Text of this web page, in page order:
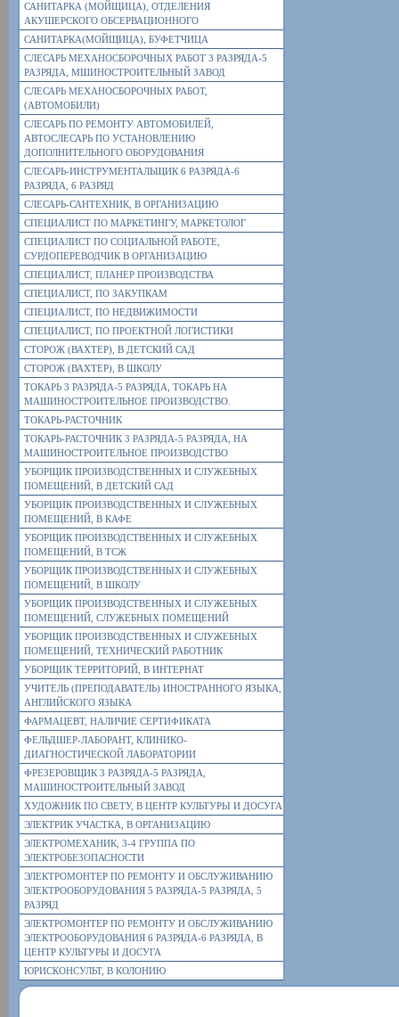
САНИТАРКА (МОЙЩИЦА), ОТДЕЛЕНИЯ
АКУШЕРСКОГО ОБСЕРВАЦИОННОГО
САНИТАРКА(МОЙЩИЦА), БУФЕТЧИЦА
СЛЕСАРЬ МЕХАНОСБОРОЧНЫХ РАБОТ 3 РАЗРЯДА-5
РАЗРЯДА, МШИНОСТРОИТЕЛЬНЫЙ ЗАВОД
СЛЕСАРЬ МЕХАНОСБОРОЧНЫХ РАБОТ,
(АВТОМОБИЛИ)
СЛЕСАРЬ ПО РЕМОНТУ АВТОМОБИЛЕЙ,
АВТОСЛЕСАРЬ ПО УСТАНОВЛЕНИЮ
ДОПОЛНИТЕЛЬНОГО ОБОРУДОВАНИЯ
СЛЕСАРЬ-ИНСТРУМЕНТАЛЬЩИК 6 РАЗРЯДА-6
РАЗРЯДА, 6 РАЗРЯД
СЛЕСАРЬ-САНТЕХНИК, В ОРГАНИЗАЦИЮ
СПЕЦИАЛИСТ ПО МАРКЕТИНГУ, МАРКЕТОЛОГ
СПЕЦИАЛИСТ ПО СОЦИАЛЬНОЙ РАБОТЕ,
СУРДОПЕРЕВОДЧИК В ОРГАНИЗАЦИЮ
СПЕЦИАЛИСТ, ПЛАНЕР ПРОИЗВОДСТВА
СПЕЦИАЛИСТ, ПО ЗАКУПКАМ
СПЕЦИАЛИСТ, ПО НЕДВИЖИМОСТИ
СПЕЦИАЛИСТ, ПО ПРОЕКТНОЙ ЛОГИСТИКИ
СТОРОЖ (ВАХТЕР), В ДЕТСКИЙ САД
СТОРОЖ (ВАХТЕР), В ШКОЛУ
ТОКАРЬ 3 РАЗРЯДА-5 РАЗРЯДА, ТОКАРЬ НА
МАШИНОСТРОИТЕЛЬНОЕ ПРОИЗВОДСТВО.
ТОКАРЬ-РАСТОЧНИК
ТОКАРЬ-РАСТОЧНИК 3 РАЗРЯДА-5 РАЗРЯДА, НА
МАШИНОСТРОИТЕЛЬНОЕ ПРОИЗВОДСТВО
УБОРЩИК ПРОИЗВОДСТВЕННЫХ И СЛУЖЕБНЫХ
ПОМЕЩЕНИЙ, В ДЕТСКИЙ САД
УБОРЩИК ПРОИЗВОДСТВЕННЫХ И СЛУЖЕБНЫХ
ПОМЕЩЕНИЙ, В КАФЕ
УБОРЩИК ПРОИЗВОДСТВЕННЫХ И СЛУЖЕБНЫХ
ПОМЕЩЕНИЙ, В ТСЖ
УБОРЩИК ПРОИЗВОДСТВЕННЫХ И СЛУЖЕБНЫХ
ПОМЕЩЕНИЙ, В ШКОЛУ
УБОРЩИК ПРОИЗВОДСТВЕННЫХ И СЛУЖЕБНЫХ
ПОМЕЩЕНИЙ, СЛУЖЕБНЫХ ПОМЕЩЕНИЙ
УБОРЩИК ПРОИЗВОДСТВЕННЫХ И СЛУЖЕБНЫХ
ПОМЕЩЕНИЙ, ТЕХНИЧЕСКИЙ РАБОТНИК
УБОРЩИК ТЕРРИТОРИЙ, В ИНТЕРНАТ
УЧИТЕЛЬ (ПРЕПОДАВАТЕЛЬ) ИНОСТРАННОГО ЯЗЫКА,
АНГЛИЙСКОГО ЯЗЫКА
ФАРМАЦЕВТ, НАЛИЧИЕ СЕРТИФИКАТА
ФЕЛЬДШЕР-ЛАБОРАНТ, КЛИНИКО-
ДИАГНОСТИЧЕСКОЙ ЛАБОРАТОРИИ
ФРЕЗЕРОВЩИК 3 РАЗРЯДА-5 РАЗРЯДА,
МАШИНОСТРОИТЕЛЬНЫЙ ЗАВОД
ХУДОЖНИК ПО СВЕТУ, В ЦЕНТР КУЛЬТУРЫ И ДОСУГА
ЭЛЕКТРИК УЧАСТКА, В ОРГАНИЗАЦИЮ
ЭЛЕКТРОМЕХАНИК, 3-4 ГРУППА ПО
ЭЛЕКТРОБЕЗОПАСНОСТИ
ЭЛЕКТРОМОНТЕР ПО РЕМОНТУ И ОБСЛУЖИВАНИЮ
ЭЛЕКТРООБОРУДОВАНИЯ 5 РАЗРЯДА-5 РАЗРЯДА, 5
РАЗРЯД
ЭЛЕКТРОМОНТЕР ПО РЕМОНТУ И ОБСЛУЖИВАНИЮ
ЭЛЕКТРООБОРУДОВАНИЯ 6 РАЗРЯДА-6 РАЗРЯДА, В
ЦЕНТР КУЛЬТУРЫ И ДОСУГА
ЮРИСКОНСУЛЬТ, В КОЛОНИЮ